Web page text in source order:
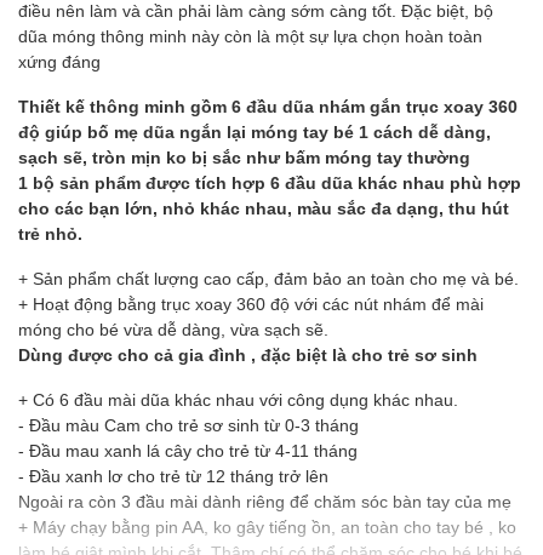
điều nên làm và cần phải làm càng sớm càng tốt. Đặc biệt, bộ
dũa móng thông minh này còn là một sự lựa chọn hoàn toàn
xứng đáng
Thiết kế thông minh gồm 6 đầu dũa nhám gắn trục xoay 360
độ giúp bố mẹ dũa ngắn lại móng tay bé 1 cách dễ dàng,
sạch sẽ, tròn mịn ko bị sắc như bấm móng tay thường
1 bộ sản phẩm được tích hợp 6 đầu dũa khác nhau phù hợp
cho các bạn lớn, nhỏ khác nhau, màu sắc đa dạng, thu hút
trẻ nhỏ.
+ Sản phẩm chất lượng cao cấp, đảm bảo an toàn cho mẹ và bé.
+ Hoạt động bằng trục xoay 360 độ với các nút nhám để mài
móng cho bé vừa dễ dàng, vừa sạch sẽ.
Dùng được cho cả gia đình , đặc biệt là cho trẻ sơ sinh
+ Có 6 đầu mài dũa khác nhau với công dụng khác nhau.
- Đầu màu Cam cho trẻ sơ sinh từ 0-3 tháng
- Đầu mau xanh lá cây cho trẻ từ 4-11 tháng
- Đầu xanh lơ cho trẻ từ 12 tháng trở lên
Ngoài ra còn 3 đầu mài dành riêng để chăm sóc bàn tay của mẹ
+ Máy chạy bằng pin AA, ko gây tiếng ồn, an toàn cho tay bé , ko